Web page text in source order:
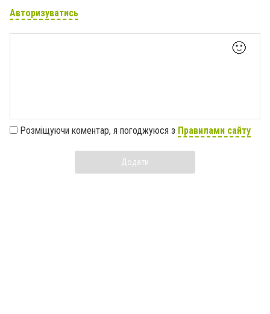
Авторизуватись
🙂
Розміщуючи коментар, я погоджуюся з Правилами сайту
Додати